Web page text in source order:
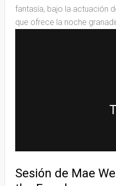
fantasía, bajo la actuación
que ofrece la noche
Sesión de Mae